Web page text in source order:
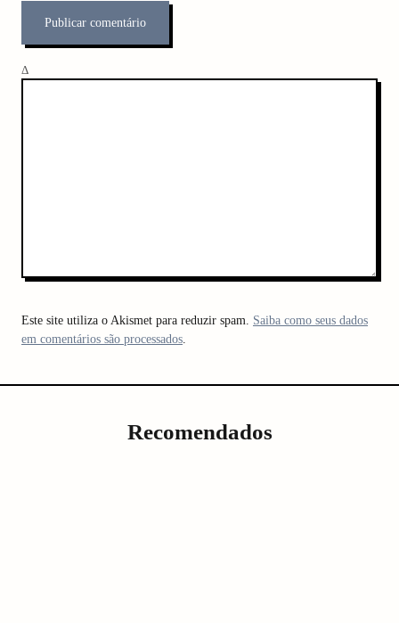
Δ
Este site utiliza o Akismet para reduzir spam. Saiba como seus dados
em comentários são processados.
Recomendados